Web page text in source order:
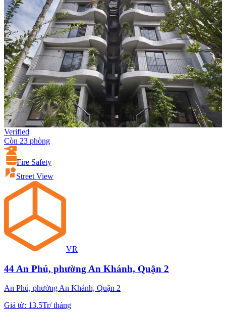
Verified
Còn 23 phòng
Fire Safety
Street View
VR
44 An Phú, phường An Khánh, Quận 2
An Phú, phường An Khánh, Quận 2
Giá từ: 13.5Tr/tháng